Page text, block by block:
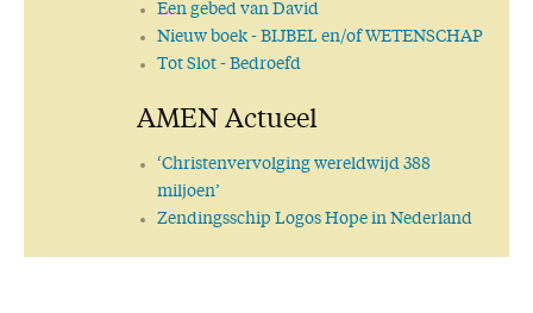
Een gebed van David
Nieuw boek- BIJBEL en/of WETENSCHAP
Tot Slot- Bedroefd
AMEN Actueel
‘Christenvervolging wereldwijd 388
miljoen’
Zendingsschip Logos Hope in Nederland